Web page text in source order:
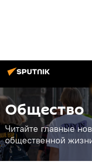
Общество
Читайте главные
общественной